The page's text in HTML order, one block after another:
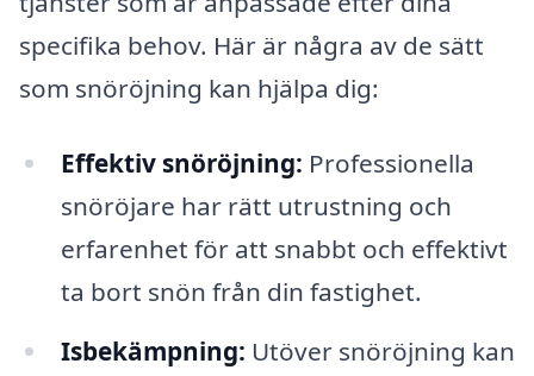
specifika behov. Här är några av de sätt
som snöröjning kan hjälpa dig:
Effektiv snöröjning: Professionella
snöröjare har rätt utrustning och
erfarenhet för att snabbt och effektivt
ta bort snön från din fastighet.
Isbekämpning: Utöver snöröjning kan